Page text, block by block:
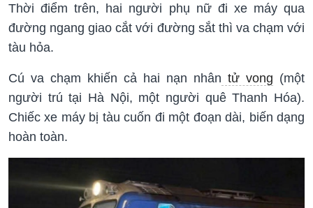
Thời điểm trên, hai người phụ nữ đi xe máy qua
đường ngang giao cắt với đường sắt thì va chạm với
tàu hỏa.
Cú va chạm khiến cả hai nạn nhân tử vong (một
người trú tại Hà Nội, một người quê Thanh Hóa).
Chiếc xe máy bị tàu cuốn đi một đoạn dài, biến dạng
hoàn toàn.